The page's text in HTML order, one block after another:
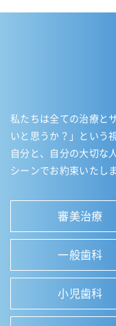
私たちは全ての治療と
いと思うか？」という
自分と、自分の大切な
シーンでお約束いたし
審美治療
一般歯科
小児歯科